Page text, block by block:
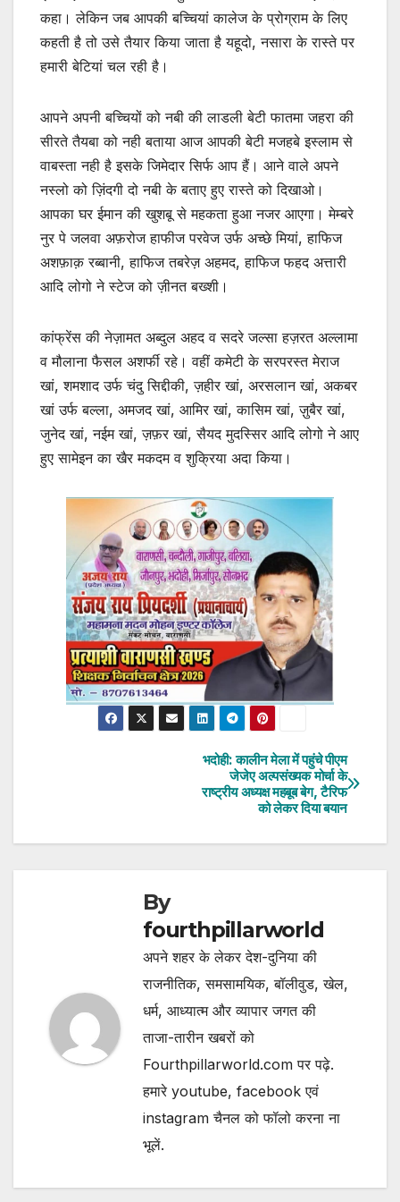
कहा। लेकिन जब आपकी बच्चियां कालेज के प्रोग्राम के लिए
कहती है तो उसे तैयार किया जाता है यहूदो, नसारा के रास्ते पर
हमारी बेटियां चल रही है।
आपने अपनी बच्चियों को नबी की लाडली बेटी फातमा जहरा की
सीरते तैयबा को नही बताया आज आपकी बेटी मजहबे इस्लाम से
वाबस्ता नही है इसके जिमेदार सिर्फ आप हैं। आने वाले अपने
नस्लो को ज़िंदगी दो नबी के बताए हुए रास्ते को दिखाओ।
आपका घर ईमान की खुशबू से महकता हुआ नजर आएगा। मेम्बरे
नुर पे जलवा अफ़रोज हाफीज परवेज उर्फ अच्छे मियां, हाफिज
अशफ़ाक़ रब्बानी, हाफिज तबरेज़ अहमद, हाफिज फहद अत्तारी
आदि लोगो ने स्टेज को ज़ीनत बख्शी।
कांफ्रेंस की नेज़ामत अब्दुल अहद व सदरे जल्सा हज़रत अल्लामा
व मौलाना फैसल अशर्फी रहे। वहीं कमेटी के सरपरस्त मेराज
खां, शमशाद उर्फ चंदु सिद्दीकी, ज़हीर खां, अरसलान खां, अकबर
खां उर्फ बल्ला, अमजद खां, आमिर खां, कासिम खां, ज़ुबैर खां,
जुनेद खां, नईम खां, ज़फ़र खां, सैयद मुदस्सिर आदि लोगो ने आए
हुए सामेइन का खैर मकदम व शुक्रिया अदा किया।
भदोही: कालीन मेला में पहुंचे पीएम
जेजेए अल्पसंख्यक मोर्चा के
राष्ट्रीय अध्यक्ष महबूब बेग, टैरिफ
को लेकर दिया बयान
By
fourthpillarworld
अपने शहर के लेकर देश-दुनिया की
राजनीतिक, समसामयिक, बॉलीवुड, खेल,
धर्म, आध्यात्म और व्यापार जगत की
ताजा-तारीन खबरों को
Fourthpillarworld.com पर पढ़े.
हमारे youtube, facebook एवं
instagram चैनल को फॉलो करना ना
भूलें.